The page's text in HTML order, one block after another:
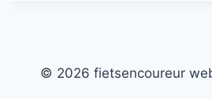
© 2026 fietsencoureur